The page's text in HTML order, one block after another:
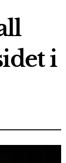
Kosovë
me
i